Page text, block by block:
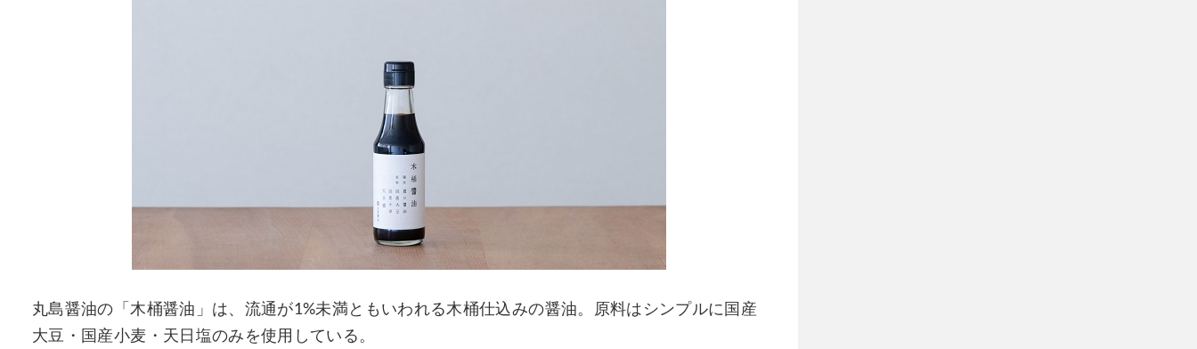
丸島醤油の「木桶醤油」は、流通が1%未満ともいわれる木桶仕込みの醤油。原料はシンプルに国産
大豆・国産小麦・天日塩のみを使用している。